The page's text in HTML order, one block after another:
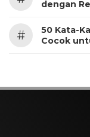
dengan
#
50 Kata-
Cocok